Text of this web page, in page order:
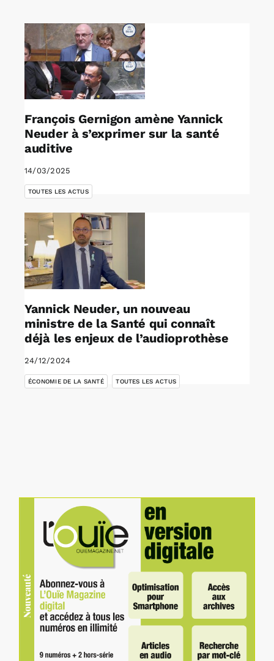
Rechercher:
Annonces emploi
François Gernigon amène Yannick
Neuder à s’exprimer sur la santé
auditive
14/03/2025
TOUTES LES ACTUS
Yannick Neuder, un nouveau
ministre de la Santé qui connaît
déjà les enjeux de l’audioprothèse
24/12/2024
ÉCONOMIE DE LA SANTÉ TOUTES LES ACTUS